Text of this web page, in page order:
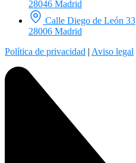
28046 Madrid
Calle Diego de León 33
28006 Madrid
Política de privacidad | Aviso legal